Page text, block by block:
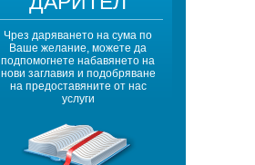
Чрез даряването на сума по
Ваше желание, можете да
подпомогнете набавянето на
нови заглавия и подобряване
на предоставяните от нас
услуги